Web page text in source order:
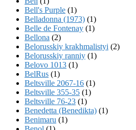
Bell's Purple (1)
Belladonna (1973) (1)
Belle de Fontenay (1)
Bellona (2)
Belorusskiy krakhmalistyi (2)
Belorusskiy ranniy (1)
Belovo 1013 (1)
BelRus (1)
Beltsville 2067-16 (1)
Beltsville 355-35 (1)
Beltsville 76-23 (1)
Benedetta (Benedikta) (1)
Benimaru (1)